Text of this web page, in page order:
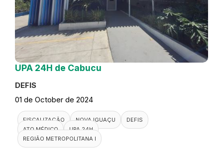
UPA 24H de Cabucu
DEFIS
01 de October de 2024
FISCALIZAÇÃO NOVA IGUAÇU
DEFIS
ATO MÉDICO
UPA 24H
REGIÃO METROPOLITANA I